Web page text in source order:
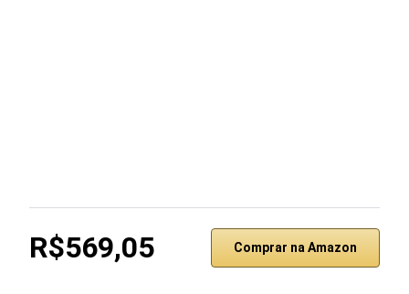
R$569,05 Comprar na Amazon